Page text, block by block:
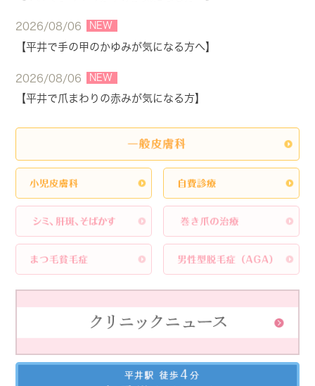
2026/08/06 NEW
【平井で手の甲のかゆみが気になる方へ】
2026/08/06 NEW
【平井で爪まわりの赤みが気になる方】